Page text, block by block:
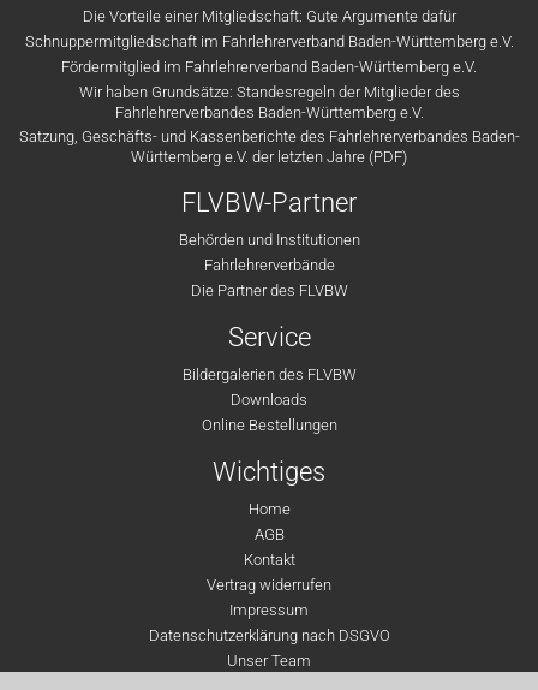
Die Vorteile einer Mitgliedschaft: Gute Argumente dafür
Schnuppermitgliedschaft im Fahrlehrerverband Baden-Württemberg e.V.
Fördermitglied im Fahrlehrerverband Baden-Württemberg e.V.
Wir haben Grundsätze: Standesregeln der Mitglieder des
Fahrlehrerverbandes Baden-Württemberg e.V.
Satzung, Geschäfts- und Kassenberichte des Fahrlehrerverbandes Baden-
Württemberg e.V. der letzten Jahre (PDF)
FLVBW-Partner
Behörden und Institutionen
Fahrlehrerverbände
Die Partner des FLVBW
Service
Bildergalerien des FLVBW
Downloads
Online Bestellungen
Wichtiges
Home
AGB
Kontakt
Vertrag widerrufen
Impressum
Datenschutzerklärung nach DSGVO
Unser Team